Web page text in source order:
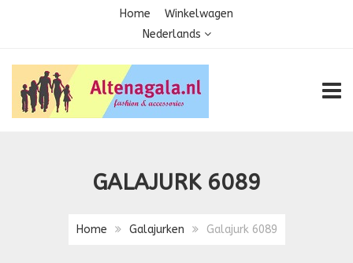
Home
Winkelwagen
Nederlands
GALAJURK 6089
Home Galajurken Galajurk 6089